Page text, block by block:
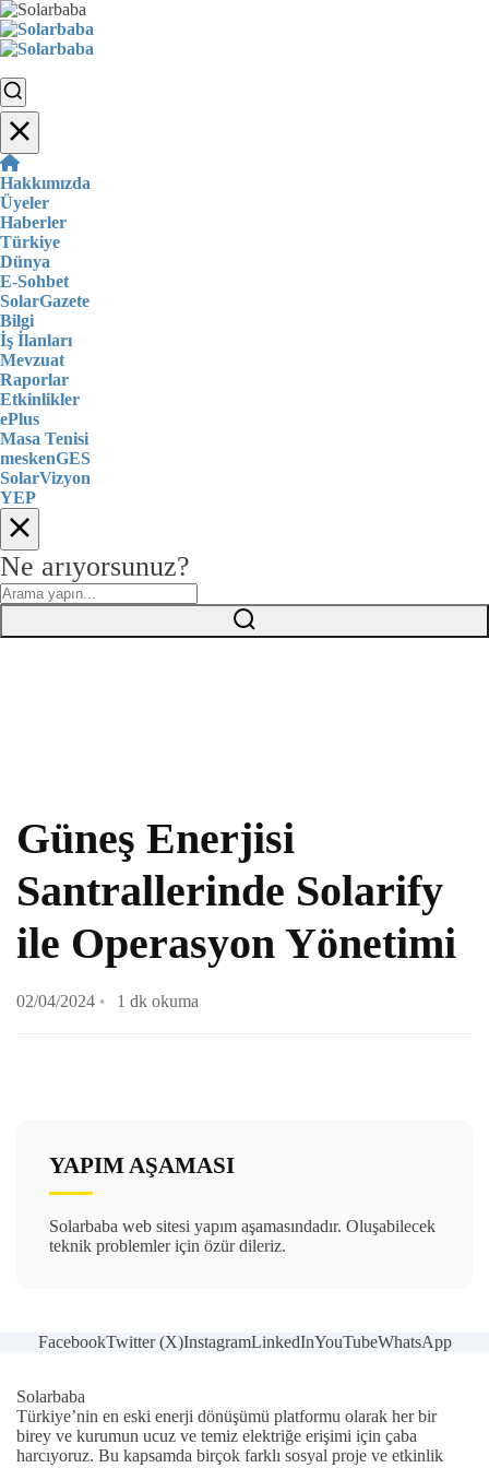
Hakkımızda
Üyeler
Haberler
Türkiye
Dünya
E-Sohbet
SolarGazete
Bilgi
İş İlanları
Mevzuat
Raporlar
Etkinlikler
ePlus
Masa Tenisi
meskenGES
SolarVizyon
YEP
Ne arıyorsunuz?
Güneş Enerjisi
Santrallerinde Solarify
ile Operasyon Yönetimi
02/04/2024 1 dk okuma
YAPIM AŞAMASI
Solarbaba web sitesi yapım aşamasındadır. Oluşabilecek
teknik problemler için özür dileriz.
FacebookTwitter (X)InstagramLinkedInYouTubeWhatsApp
Solarbaba
Türkiye’nin en eski enerji dönüşümü platformu olarak her bir
birey ve kurumun ucuz ve temiz elektriğe erişimi için çaba
harcıyoruz. Bu kapsamda birçok farklı sosyal proje ve etkinlik